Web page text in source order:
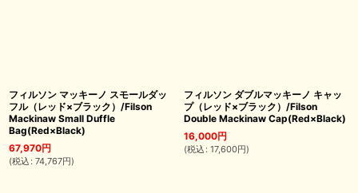
フィルソン マッキーノ スモールダッ
フル（レッド×ブラック）/Filson
Mackinaw Small Duffle
Bag(Red×Black)
67,970円
(税込 : 74,767円)
フィルソン ダブルマッキーノ キャッ
プ（レッド×ブラック）/Filson
Double Mackinaw Cap(Red×Black)
16,000円
(税込 : 17,600円)